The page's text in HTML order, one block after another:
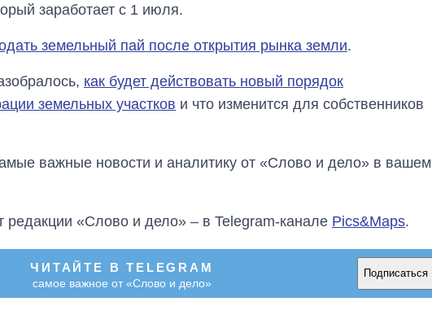
заработает с 1 июля.
земельный пай после открытия рынка земли.
как будет действовать новый порядок
земельных участков и что изменится для собственников
важные новости и аналитику от «Слово и дело» в вашем
редакции «Слово и дело» – в Telegram-канале Pics&Maps.
ЧИТАЙТЕ В TELEGRAM
самое важное от «Слово и дело»
Подписаться